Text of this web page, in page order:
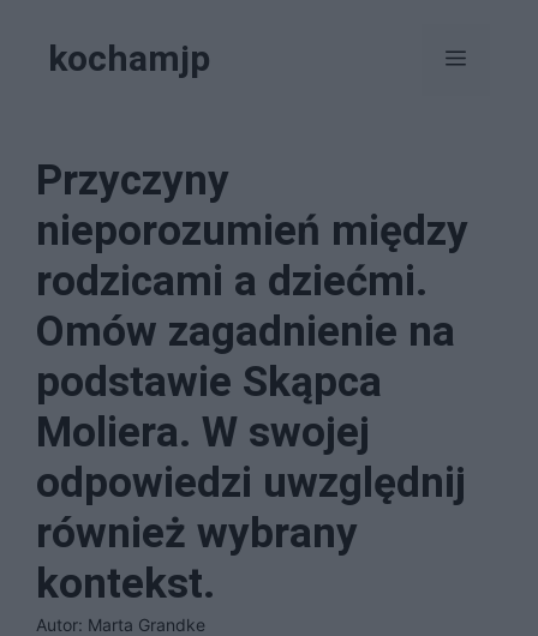
kochamjp Menu
Przyczyny
nieporozumień między
rodzicami a dziećmi.
Omów zagadnienie na
podstawie Skąpca
Moliera. W swojej
odpowiedzi uwzględnij
również wybrany
kontekst.
Autor: Marta Grandke